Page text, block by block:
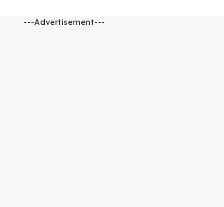
---Advertisement---